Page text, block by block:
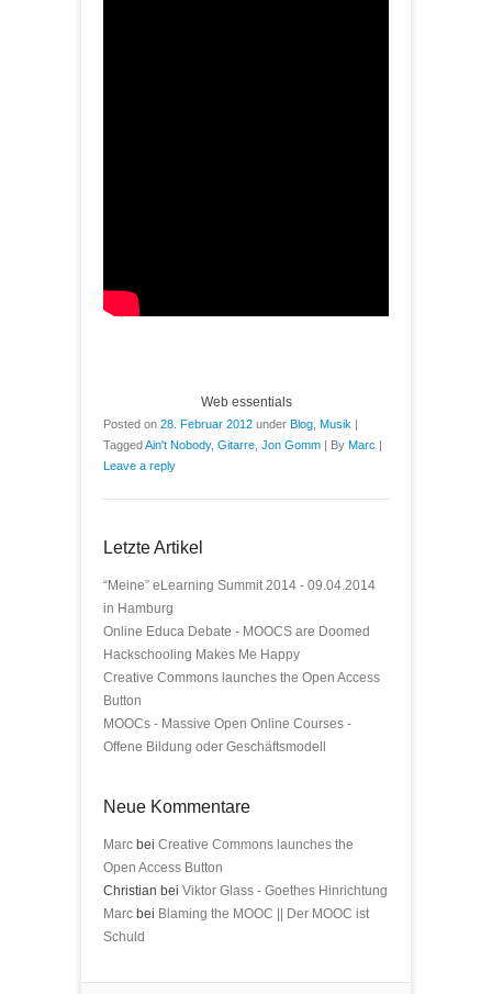
Web essentials
Posted on 28. Februar 2012 under Blog Musik |
TaggedAin't Nobody, Gitarre Jon Gomm | By Marc |
Leave a reply
Letzte Artikel
“Meine” eLearning Summit 2014 - 09.04.2014
in Hamburg
Online Educa Debate - MOOCS are Doomed
Hackschooling Makes Me Happy
Creative Commons launches the Open Access
Button
MOOCs - Massive Open Online Courses -
Offene Bildung oder Geschäftsmodell
Neue Kommentare
Marc bei Creative Commons launches the
Open Access Button
Christian bei Viktor Glass - Goethes Hinrichtung
Marc bei Blaming the MOOC || Der MOOC ist
Schuld